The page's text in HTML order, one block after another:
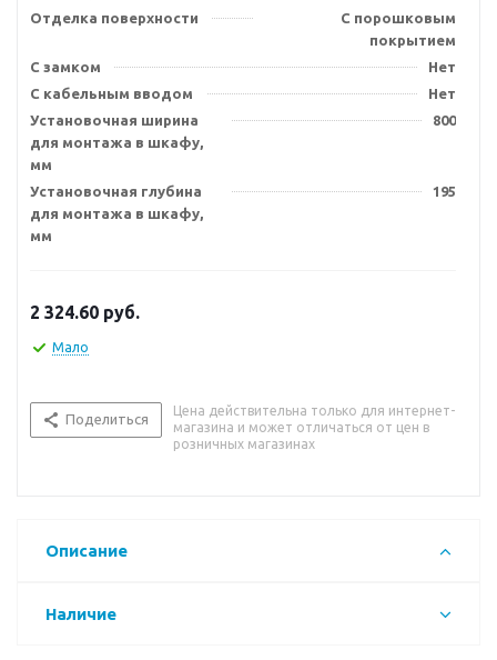
Отделка поверхности
С порошковым
покрытием
С замком
Нет
С кабельным вводом
Нет
Установочная ширина
для монтажа в шкафу,
мм
800
Установочная глубина
для монтажа в шкафу,
мм
195
2 324.60 руб.
Мало
Поделиться
Цена действительна только для интернет-
магазина и может отличаться от цен в
розничных магазинах
Описание
Наличие